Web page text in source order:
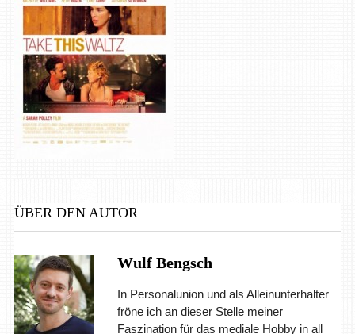
ÜBER DEN AUTOR
Wulf Bengsch
In Personalunion und als Alleinunterhalter
fröne ich an dieser Stelle meiner
Faszination für das mediale Hobby in all